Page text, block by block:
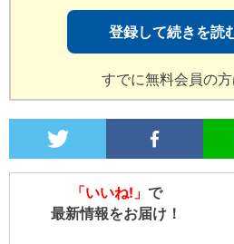
登録して続きを読
すでに無料会員の
「いいね!」 で
最新情報をお届け！